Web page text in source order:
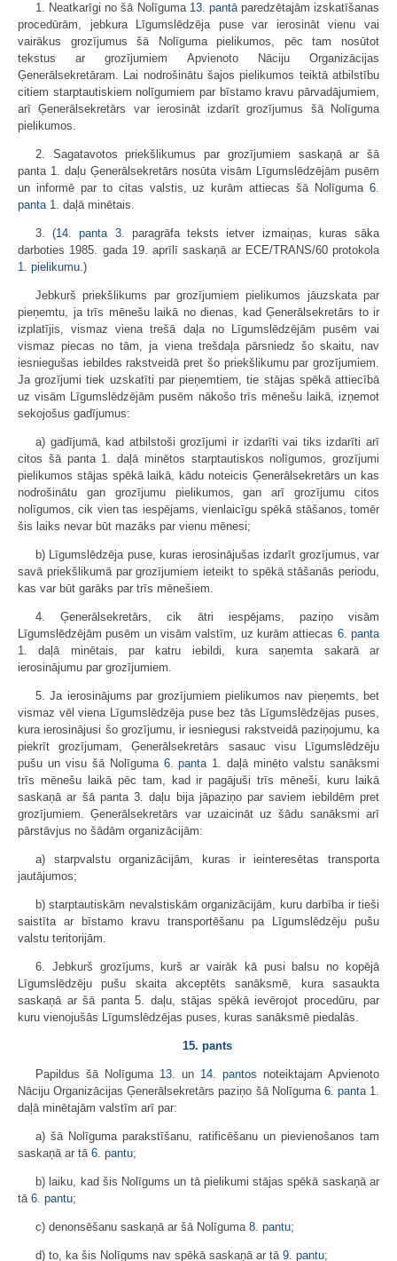
1. Neatkarīgi no šā Nolīguma 13. pantāparedzētajām izskatīšanas
procedūrām, jebkura Līgumslēdzēja puse var ierosināt vienu vai
vairākus grozījumus šā Nolīguma pielikumos, pēc tam nosūtot
tekstus ar grozījumiem Apvienoto Nāciju Organizācijas
Ģenerālsekretāram. Lai nodrošinātu šajos pielikumos teiktā atbilstību
citiem starptautiskiem nolīgumiem par bīstamo kravu pārvadājumiem,
arī Ģenerālsekretārs var ierosināt izdarīt grozījumus šā Nolīguma
pielikumos.
2. Sagatavotos priekšlikumus par grozījumiem saskaņā ar šā
panta 1. daļu Ģenerālsekretārs nosūta visām Līgumslēdzējām pusēm
un informē par to citas valstis, uz kurām attiecas šā Nolīguma 6.
panta1. daļā minētais.
3. (14. panta 3. paragrāfa teksts ietver izmaiņas, kuras sāka
darboties 1985. gada 19. aprīlī saskaņā ar ECE/TRANS/60 protokola
1. pielikumu.)
Jebkurš priekšlikums par grozījumiem pielikumos jāuzskata par
pieņemtu, ja trīs mēnešu laikā no dienas, kad Ģenerālsekretārs to ir
izplatījis, vismaz viena trešā daļa no Līgumslēdzējām pusēm vai
vismaz piecas no tām, ja viena trešdaļa pārsniedz šo skaitu, nav
iesniegušas iebildes rakstveidā pret šo priekšlikumu par grozījumiem.
Ja grozījumi tiek uzskatīti par pieņemtiem, tie stājas spēkā attiecībā
uz visām Līgumslēdzējām pusēm nākošo trīs mēnešu laikā, izņemot
sekojošus gadījumus:
a) gadījumā, kad atbilstoši grozījumi ir izdarīti vai tiks izdarīti arī
citos šā panta 1. daļā minētos starptautiskos nolīgumos, grozījumi
pielikumos stājas spēkā laikā, kādu noteicis Ģenerālsekretārs un kas
nodrošinātu gan grozījumu pielikumos, gan arī grozījumu citos
nolīgumos, cik vien tas iespējams, vienlaicīgu spēkā stāšanos, tomēr
šis laiks nevar būt mazāks par vienu mēnesi;
b) Līgumslēdzēja puse, kuras ierosinājušas izdarīt grozījumus, var
savā priekšlikumā par grozījumiem ieteikt to spēkā stāšanās periodu,
kas var būt garāks par trīs mēnešiem.
4. Ģenerālsekretārs, cik ātri iespējams, paziņo visām
Līgumslēdzējām pusēm un visām valstīm, uz kurām attiecas 6. panta
1. daļā minētais, par katru iebildi, kura saņemta sakarā ar
ierosinājumu par grozījumiem.
5. Ja ierosinājums par grozījumiem pielikumos nav pieņemts, bet
vismaz vēl viena Līgumslēdzēja puse bez tās Līgumslēdzējas puses,
kura ierosinājusi šo grozījumu, ir iesniegusi rakstveidā paziņojumu, ka
piekrīt grozījumam, Ģenerālsekretārs sasauc visu Līgumslēdzēju
pušu un visu šā Nolīguma 6. panta1. daļā minēto valstu sanāksmi
trīs mēnešu laikā pēc tam, kad ir pagājuši trīs mēneši, kuru laikā
saskaņā ar šā panta 3. daļu bija jāpaziņo par saviem iebildēm pret
grozījumiem. Ģenerālsekretārs var uzaicināt uz šādu sanāksmi arī
pārstāvjus no šādām organizācijām:
a) starpvalstu organizācijām, kuras ir ieinteresētas transporta
jautājumos;
b) starptautiskām nevalstiskām organizācijām, kuru darbība ir tieši
saistīta ar bīstamo kravu transportēšanu pa Līgumslēdzēju pušu
valstu teritorijām.
6. Jebkurš grozījums, kurš ar vairāk kā pusi balsu no kopējā
Līgumslēdzēju pušu skaita akceptēts sanāksmē, kura sasaukta
saskaņā ar šā panta 5. daļu, stājas spēkā ievērojot procedūru, par
kuru vienojušās Līgumslēdzējas puses, kuras sanāksmē piedalās.
15. pants
Papildus šā Nolīguma 13. un 14. pantos noteiktajam Apvienoto
Nāciju Organizācijas Ģenerālsekretārs paziņo šā Nolīguma 6. panta1.
daļā minētajām valstīm arī par:
a) šā Nolīguma parakstīšanu, ratificēšanu un pievienošanos tam
saskaņā ar tā 6. pantu;
b) laiku, kad šis Nolīgums un tā pielikumi stājas spēkā saskaņā ar
tā 6. pantu;
c) denonsēšanu saskaņā ar šā Nolīguma 8. pantu;
d) to, ka šis Nolīgums nav spēkā saskaņā ar tā 9. pantu;